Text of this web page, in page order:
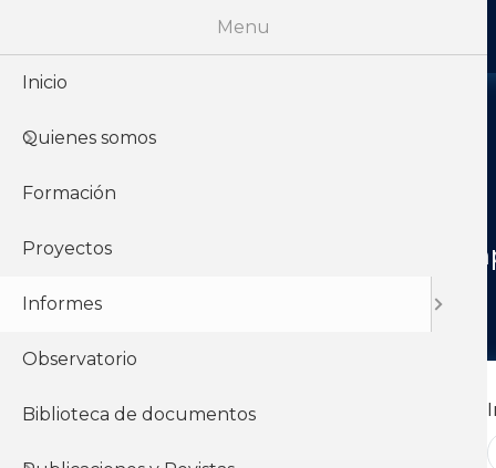
Te ofrecemos una
Nombre
Menu
Inicio
Quienes somos
Formación
Proyectos
Informes
Observatorio
Biblioteca de documentos